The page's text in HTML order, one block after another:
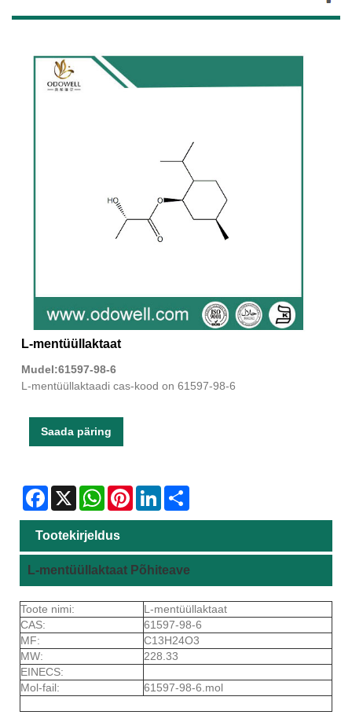
L-mentüüllaktaat
Mudel:61597-98-6
L-mentüüllaktaadi cas-kood on 61597-98-6
Saada päring
Facebook
X WhatsAppPinterestLinkedIn
Tootekirjeldus
L-mentüüllaktaat Põhiteave
Toote nimi:
L-mentüüllaktaat
CAS:
61597-98-6
MF:
C13H24O3
MW:
228.33
EINECS:
Mol-fail:
61597-98-6.mol